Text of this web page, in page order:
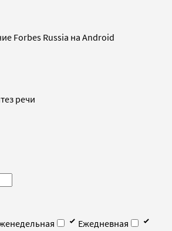
Forbes Russia на Android
речи
Ежедневная